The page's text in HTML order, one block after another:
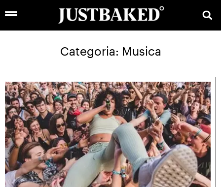
Categoria: Musica